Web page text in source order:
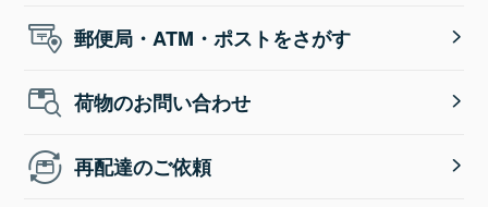
郵便局・ATM・ポストをさがす
荷物のお問い合わせ
再配達のご依頼